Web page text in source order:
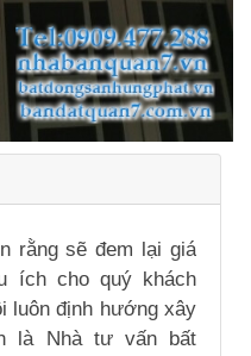
rằng sẽ đem lại giá
ích cho quý khách
luôn định hướng xây
là Nhà tư vấn bất